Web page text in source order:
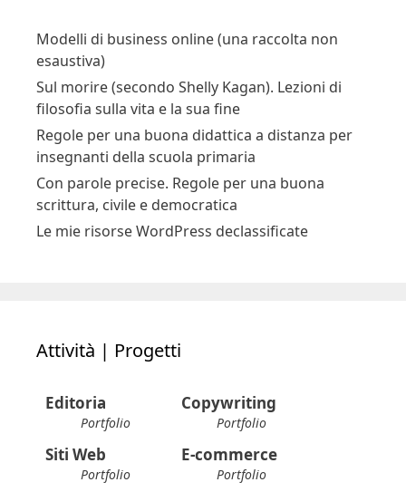
Modelli di business online (una raccolta non
esaustiva)
Sul morire (secondo Shelly Kagan). Lezioni di
filosofia sulla vita e la sua fine
Regole per una buona didattica a distanza per
insegnanti della scuola primaria
Con parole precise. Regole per una buona
scrittura, civile e democratica
Le mie risorse WordPress declassificate
Attività | Progetti
Editoria
Portfolio
Copywriting
Portfolio
Siti Web
Portfolio
E-commerce
Portfolio